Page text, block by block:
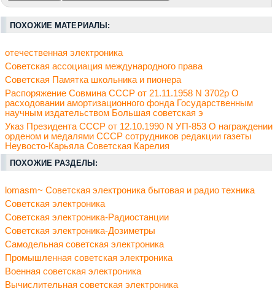
ПОХОЖИЕ МАТЕРИАЛЫ:
отечественная электроника
Советская ассоциация международного права
Советская Памятка школьника и пионера
Распоряжение Совмина СССР от 21.11.1958 N 3702р О
расходовании амортизационного фонда Государственным
научным издательством Большая советская э
Указ Президента СССР от 12.10.1990 N УП-853 О награждении
орденом и медалями СССР сотрудников редакции газеты
Неувосто-Карьяла Советская Карелия
ПОХОЖИЕ РАЗДЕЛЫ:
lomasm~ Советская электроника бытовая и радио техника
Советская электроника
Советская электроника-Радиостанции
Советская электроника-Дозиметры
Самодельная советская электроника
Промышленная советская электроника
Военная советская электроника
Вычислительная советская электроника